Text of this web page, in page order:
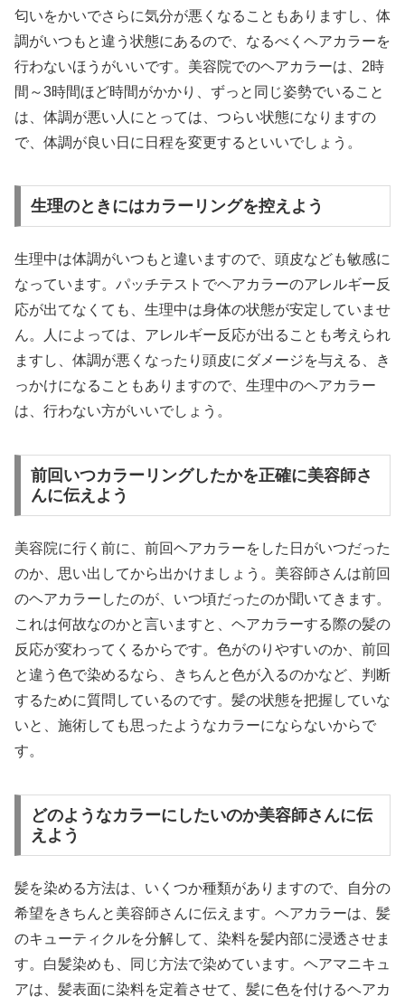
匂いをかいでさらに気分が悪くなることもありますし、体
調がいつもと違う状態にあるので、なるべくヘアカラーを
行わないほうがいいです。美容院でのヘアカラーは、2時
間～3時間ほど時間がかかり、ずっと同じ姿勢でいること
は、体調が悪い人にとっては、つらい状態になりますの
で、体調が良い日に日程を変更するといいでしょう。
生理のときにはカラーリングを控えよう
生理中は体調がいつもと違いますので、頭皮なども敏感に
なっています。パッチテストでヘアカラーのアレルギー反
応が出てなくても、生理中は身体の状態が安定していませ
ん。人によっては、アレルギー反応が出ることも考えられ
ますし、体調が悪くなったり頭皮にダメージを与える、き
っかけになることもありますので、生理中のヘアカラー
は、行わない方がいいでしょう。
前回いつカラーリングしたかを正確に美容師さ
んに伝えよう
美容院に行く前に、前回ヘアカラーをした日がいつだった
のか、思い出してから出かけましょう。美容師さんは前回
のヘアカラーしたのが、いつ頃だったのか聞いてきます。
これは何故なのかと言いますと、ヘアカラーする際の髪の
反応が変わってくるからです。色がのりやすいのか、前回
と違う色で染めるなら、きちんと色が入るのかなど、判断
するために質問しているのです。髪の状態を把握していな
いと、施術しても思ったようなカラーにならないからで
す。
どのようなカラーにしたいのか美容師さんに伝
えよう
髪を染める方法は、いくつか種類がありますので、自分の
希望をきちんと美容師さんに伝えます。ヘアカラーは、髪
のキューティクルを分解して、染料を髪内部に浸透させま
す。白髪染めも、同じ方法で染めています。ヘアマニキュ
アは、髪表面に染料を定着させて、髪に色を付けるヘアカ